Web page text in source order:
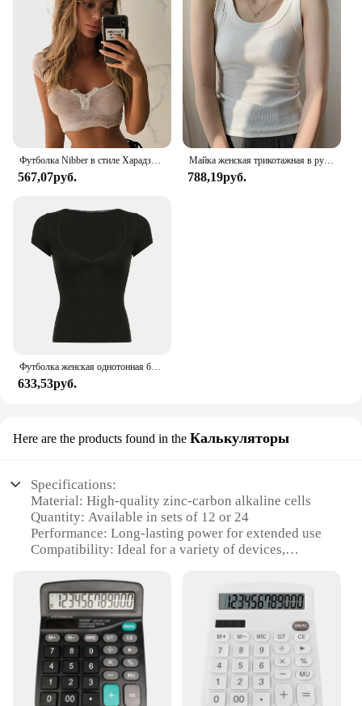
Футболка Nibber в стиле Харадзюку женская, простая белая мягкая приталенная, кроп-топ, Повседневная Базовая уличная одежда, топ с квадратным вырезом
567,07руб.
Майка женская трикотажная в рубчик, белый облегающий жилет без рукавов, на бретельках, простая повседневная Базовая однотонная одежда для фитнеса, лето
788,19руб.
Футболка женская однотонная базовая с коротким рукавом и V-образным вырезом
633,53руб.
Here are the products found in the Калькуляторы
Specifications:
Material: High-quality zinc-carbon alkaline cells
Quantity: Available in sets of 12 or 24
Performance: Long-lasting power for extended use
Compatibility: Ideal for a variety of devices,
Design: Standard C-cell size for easy replacement
Sustainability: Eco-friendly packaging for
responsible disposal
Features:
|Wholesale|
**Reliable Performance for Everyday Use**